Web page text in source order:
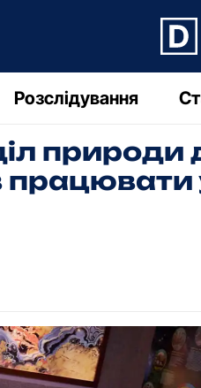
Розслідування
працювати